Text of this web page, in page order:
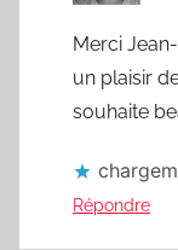
Merci
un plaisir
souhaite
Répondre